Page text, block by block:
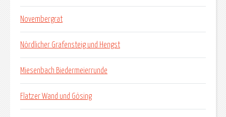
Novembergrat
Nördlicher Grafensteig und Hengst
Miesenbach Biedermeierrunde
Flatzer Wand und Gösing